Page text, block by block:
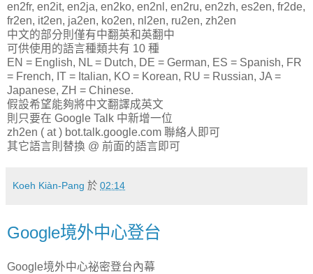
en2fr, en2it, en2ja, en2ko, en2nl, en2ru, en2zh, es2en, fr2de,
fr2en, it2en, ja2en, ko2en, nl2en, ru2en, zh2en
中文的部分則僅有中翻英和英翻中
可供使用的語言種類共有 10 種
EN = English, NL = Dutch, DE = German, ES = Spanish, FR
= French, IT = Italian, KO = Korean, RU = Russian, JA =
Japanese, ZH = Chinese.
假設希望能夠將中文翻譯成英文
則只要在 Google Talk 中新增一位
zh2en ( at ) bot.talk.google.com 聯絡人即可
其它語言則替換 @ 前面的語言即可
Koeh Kiàn-Pang 於 02:14
Google境外中心登台
Google境外中心祕密登台內幕